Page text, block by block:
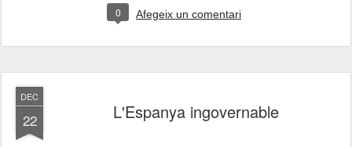
0 Afegeix un comentari
DEC
22 L'Espanya ingovernable